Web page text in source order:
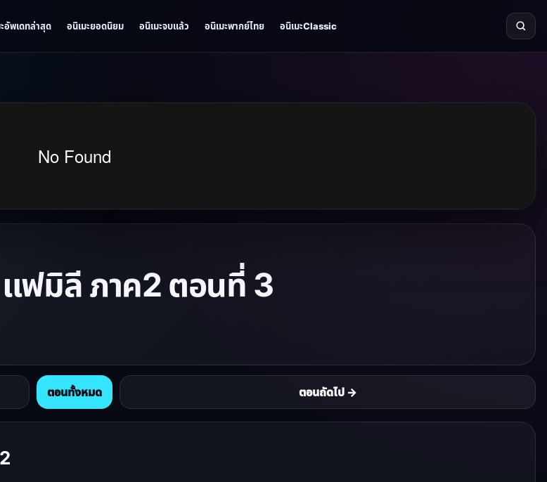
อัพเดทล่าสุด อนิเมะยอดนิยม อนิเมะจบแล้ว อนิเมะพากย์ไทย อนิเมะClassic
แฟมิลี ภาค2 ตอนที่ 3
ตอนทั้งหมด ตอนถัดไป →